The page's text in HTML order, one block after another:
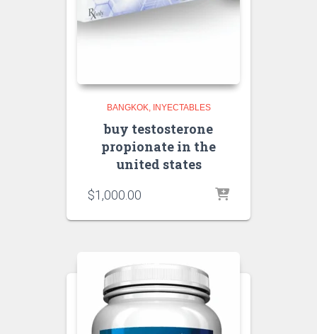
BANGKOK INYECTABLES
buy testosterone
propionate in the
united states
$1,000.00